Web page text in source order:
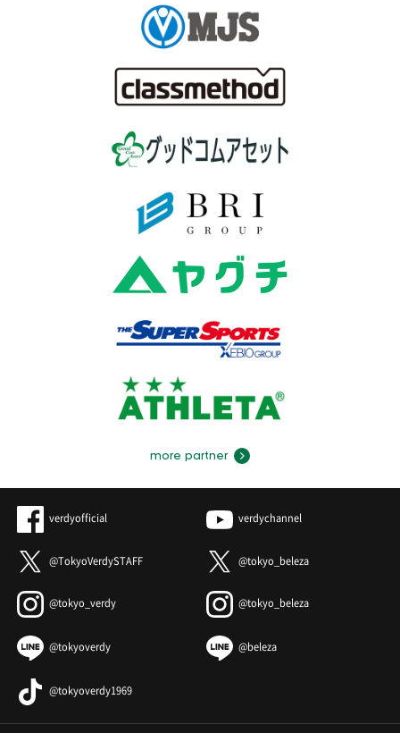
more partner
verdyofficial verdychannel
@TokyoVerdySTAFF @tokyo_beleza
@tokyo_verdy @tokyo_beleza
@tokyoverdy @beleza
@tokyoverdy1969